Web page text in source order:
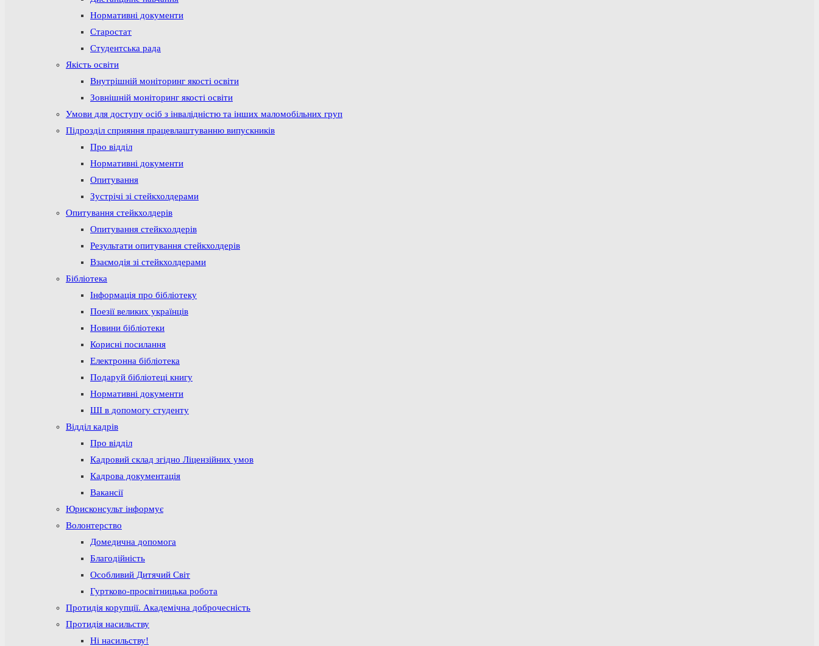
Нормативні документи
Старостат
Студентська рада
Якість освіти
Внутрішній моніторинг якості освіти
Зовнішній моніторинг якості освіти
Умови для доступу осіб з інвалідністю та інших маломобільних груп
Підрозділ сприяння працевлаштуванню випускників
Про відділ
Нормативні документи
Опитування
Зустрічі зі стейкхолдерами
Опитування стейкхолдерів
Опитування стейкхолдерів
Результати опитування стейкхолдерів
Взаємодія зі стейкхолдерами
Бібліотека
Інформація про бібліотеку
Поезії великих українців
Новини бібліотеки
Корисні посилання
Електронна бібліотека
Подаруй бібліотеці книгу
Нормативні документи
ШІ в допомогу студенту
Відділ кадрів
Про відділ
Кадровий склад згідно Ліцензійних умов
Кадрова документація
Вакансії
Юрисконсульт інформує
Волонтерство
Домедична допомога
Благодійність
Особливий Дитячий Світ
Гуртково-просвітницька робота
Протидія корупції. Академічна доброчесність
Протидія насильству
Ні насильству!